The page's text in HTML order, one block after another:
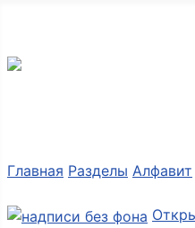
Главная Разделы Алфавит